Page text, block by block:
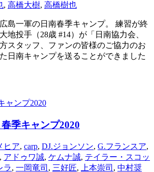
, 高橋大樹, 高橋樹也
島一軍の日南春季キャンプ。 練習が終
地投手（28歳 #14）が「日南協力会、
スタッフ、ファンの皆様のご協力のお
日南キャンプを送ることができました
季キャンプ2020
ヒア, carp, DJ.ジョンソン, G.フランスア,
, アドゥワ誠, ケムナ誠, テイラー・スコッ
ラ, 一岡竜司 , 三好匠, 上本崇司 , 中村奨